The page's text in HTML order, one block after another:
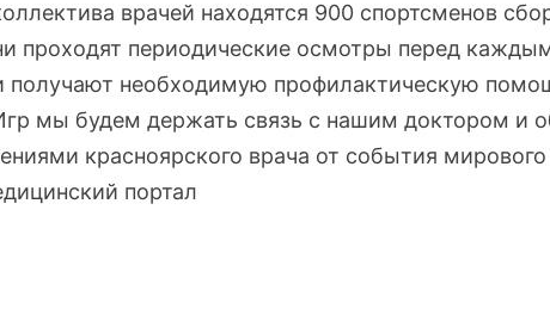
врачей находятся 900 спортсменов
проходят периодические осмотры перед
получают необходимую профилактическую
мы будем держать связь с нашим доктором и
красноярского врача от события
портал